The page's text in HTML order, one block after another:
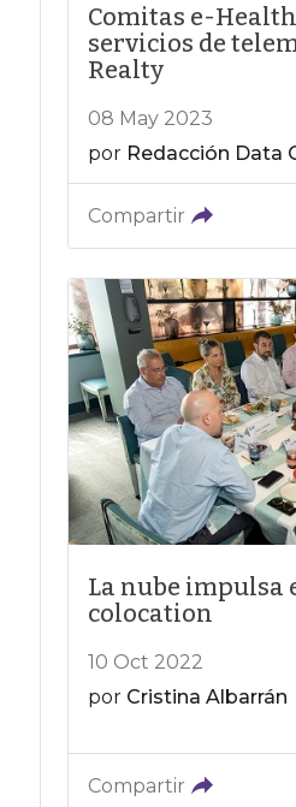
Comitas e-
servicios de
Realty
08 May 2023
por Redacción Data
Compartir
La nube impulsa
colocation
10 Oct 2022
por Cristina Albarrán
Compartir